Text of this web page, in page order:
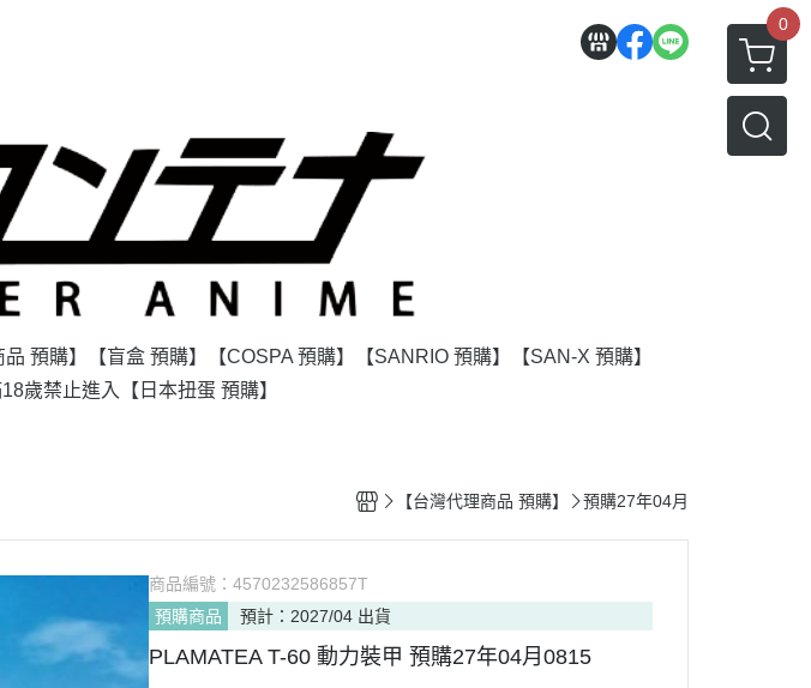
0
預購】 【盲盒 預購】 【COSPA 預購】 【SANRIO 預購】
【SAN-X 預購】
歲禁止進入 【日本扭蛋 預購】
【台灣代理商品 預購】 預購27年04月
商品編號：4570232586857T
預購商品
預計：2027/04 出貨
PLAMATEA T-60 動力裝甲 預購27年04月0815